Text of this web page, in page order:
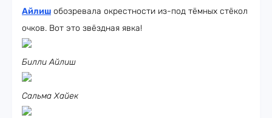
Айлиш обозревала окрестности из-под тёмных стёкол
очков. Вот это звёздная явка!
Билли Айлиш
Сальма Хайек